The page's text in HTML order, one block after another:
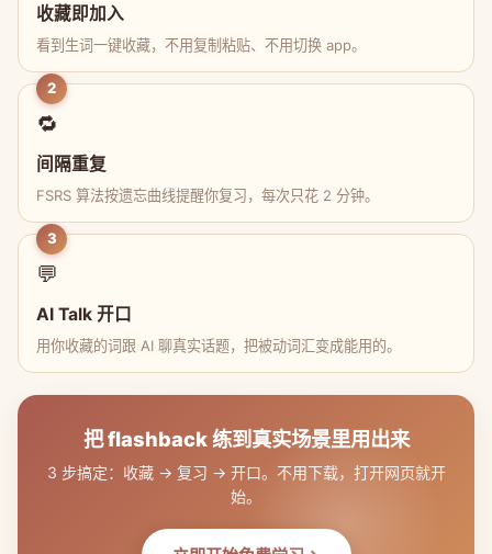
收藏即加入
看到生词一键收藏，不用复制粘贴、不用切换 app。
2
🔁
间隔重复
FSRS 算法按遗忘曲线提醒你复习，每次只花 2 分钟。
3
💬
AI Talk 开口
用你收藏的词跟 AI 聊真实话题，把被动词汇变成能用的。
把 flashback 练到真实场景里用出来
3 步搞定：收藏 → 复习 → 开口。不用下载，打开网页就开
始。